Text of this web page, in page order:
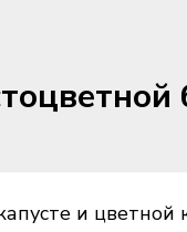
и цветной